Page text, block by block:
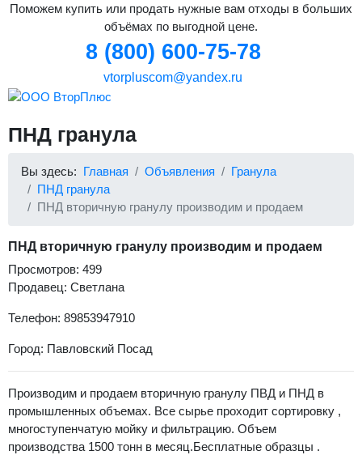
Поможем купить или продать нужные вам отходы в больших
объёмах по выгодной цене.
8 (800) 600-75-78
vtorpluscom@yandex.ru
ПНД гранула
Вы здесь: Главная Объявления
Гранула
ПНД гранула
ПНД вторичную гранулу производим и продаем
ПНД вторичную гранулу производим и продаем
Просмотров: 499
Продавец: Светлана
Телефон: 89853947910
Город: Павловский Посад
Производим и продаем вторичную гранулу ПВД и ПНД в
промышленных объемах. Все сырье проходит сортировку ,
многоступенчатую мойку и фильтрацию. Объем
производства 1500 тонн в месяц.Бесплатные образцы .